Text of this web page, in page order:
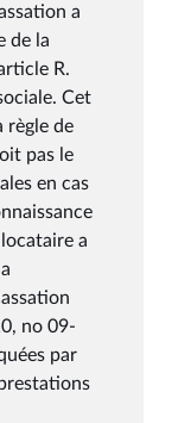
a
de la
R.
Cet
règle de
pas le
en cas
a
no 09-
par